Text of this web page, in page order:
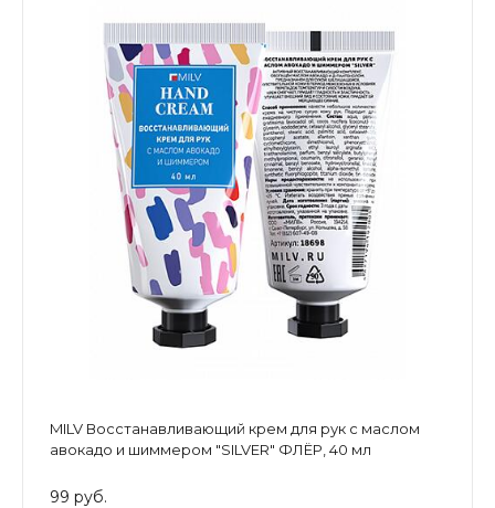
MILV Восстанавливающий крем для рук с маслом
авокадо и шиммером "SILVER" ФЛЁР, 40 мл
99 руб.